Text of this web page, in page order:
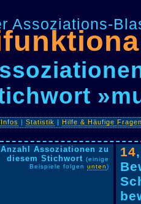
Assoziations-
|Statistik |Hilfe & Häufige
Anzahl Assoziationen zu
diesem Stichwort (einige
Beispiele folgen unten)
14